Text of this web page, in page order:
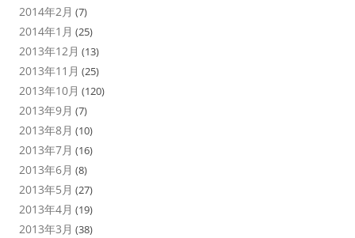
2014年2月 (7)
2014年1月 (25)
2013年12月 (13)
2013年11月 (25)
2013年10月 (120)
2013年9月 (7)
2013年8月 (10)
2013年7月 (16)
2013年6月 (8)
2013年5月 (27)
2013年4月 (19)
2013年3月 (38)